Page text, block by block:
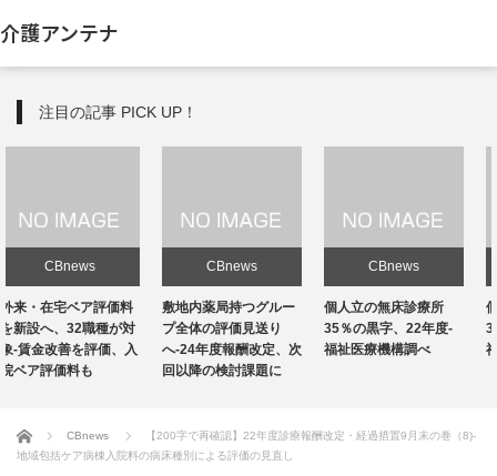
介護アンテナ
注目の記事 PICK UP！
CBnews
敷地内薬局持つグルー
プ全体の評価見送り
へ-24年度報酬改定、次
回以降の検討課題に
CBnews
個人立の無床診療所
35％の黒字、22年度-
福祉医療機構調べ
CBnews
個人立の無床診療所
35％の黒字、22年度-
福祉医療機構調べ
ホーム CBnews
【200字で再確認】22年度診療報酬改定・経過措置9月末の巻（8)-
地域包括ケア病棟入院料の病床種別による評価の見直し